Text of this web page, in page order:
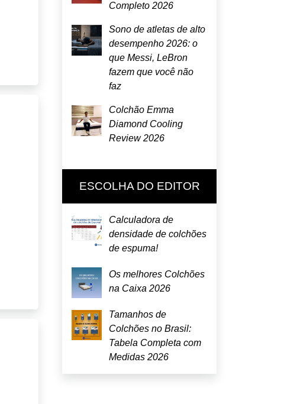
Completo 2026
Sono de atletas de alto
desempenho 2026: o
que Messi, LeBron
fazem que você não
faz
Colchão Emma
Diamond Cooling
Review 2026
ESCOLHA DO EDITOR
Calculadora de
densidade de colchões
de espuma!
Os melhores Colchões
na Caixa 2026
Tamanhos de
Colchões no Brasil:
Tabela Completa com
Medidas 2026